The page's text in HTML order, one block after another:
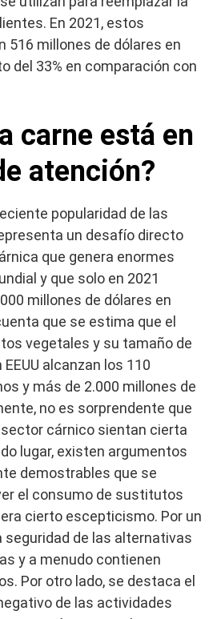
En 2021, estos
516 millones de dólares en
del 33% en comparación con
carne está en
atención?
popularidad de las
un desafío directo
que genera enormes
y que solo en 2021
millones de dólares en
que se estima que el
vegetales y su tamaño de
alcanzan los 110
y más de 2.000 millones de
no es sorprendente que
cárnico sientan cierta
lugar, existen argumentos
demostrables que se
el consumo de sustitutos
cierto escepticismo. Por un
seguridad de las alternativas
y a menudo contienen
Por otro lado, se destaca el
de las actividades